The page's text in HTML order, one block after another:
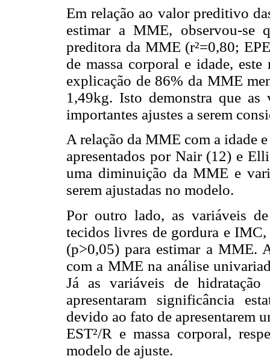
Em relação ao valor preditivo
estimar a MME, observou-se
preditora da MME (r²=0,80;
de massa corporal e idade,
explicação de 86% da MME
1,49kg. Isto demonstra que as
importantes ajustes a serem
A relação da MME com a idade
apresentados por Nair (12) e
uma diminuição da MME e
serem ajustadas no modelo.
Por outro lado, as variáveis
tecidos livres de gordura e
(p>0,05) para estimar a MME.
com a MME na análise
Já as variáveis de
apresentaram significância
devido ao fato de apresentarem
EST²/R e massa corporal,
modelo de ajuste.